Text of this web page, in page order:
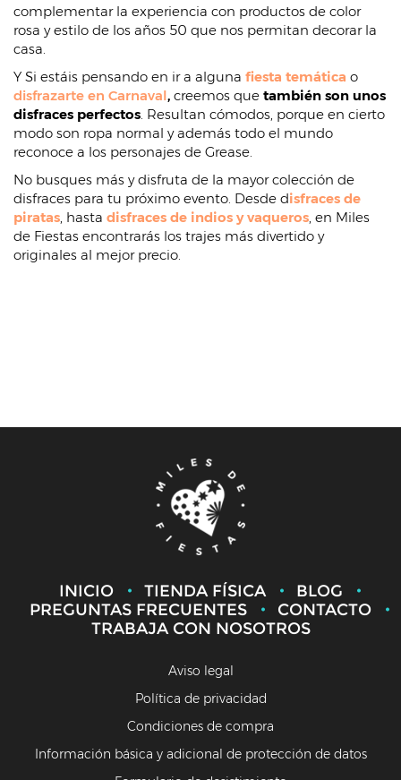
complementar la experiencia con productos de color
rosa y estilo de los años 50 que nos permitan decorar la
casa.
Y Si estáis pensando en ir a alguna fiesta temática o
disfrazarte en Carnaval, creemos que también son unos
disfraces perfectos. Resultan cómodos, porque en cierto
modo son ropa normal y además todo el mundo
reconoce a los personajes de Grease.
No busques más y disfruta de la mayor colección de
disfraces para tu próximo evento. Desde disfraces de
piratas, hasta disfraces de indios y vaqueros, en Miles
de Fiestas encontrarás los trajes más divertido y
originales al mejor precio.
INICIO TIENDA FÍSICA
BLOG
PREGUNTAS FRECUENTES
CONTACTO
TRABAJA CON NOSOTROS
Aviso legal
Política de privacidad
Condiciones de compra
Información básica y adicional de protección de datos